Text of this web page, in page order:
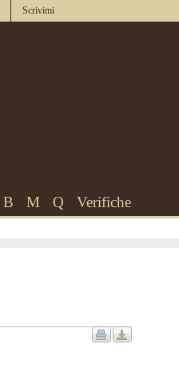
Scrivimi
B M Q Verifiche